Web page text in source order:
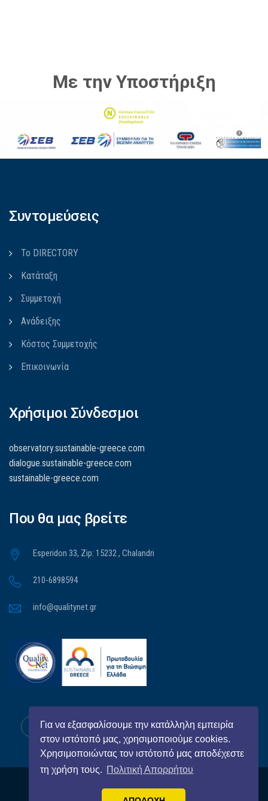
Για να εξασφαλίσουμε την κατάλληλη εμπειρία
στον ιστότοπό μας, χρησιμοποιούμε cookies.
Χρησιμοποιώντας τον ιστότοπό μας αποδέχεστε
τη χρήση τους. Πολιτική Απορρήτου
Με την Υποστήριξη
Συντομεύσεις
Το DIRECTORY
Κατάταξη
Συμμετοχή
Ανάδειξης
Κόστος Συμμετοχής
Επικοινωνία
Χρήσιμοι Σύνδεσμοι
observatory.sustainable-greece.com
dialogue.sustainable-greece.com
sustainable-greece.com
Που θα μας βρείτε
Esperidon 33, Zip: 15232 , Chalandri
210-6898594
info@qualitynet.gr
All Right Reserved QualityNet Foundation